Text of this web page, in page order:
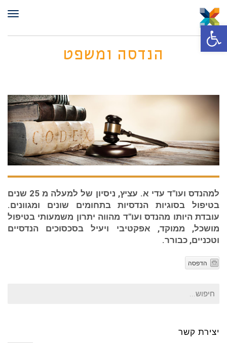
פתח סרגל נגישות
הנדסה ומשפט
למהנדס ועו"ד עדי א. עציץ, ניסיון של למעלה מ 25 שנים
בטיפול בסוגיות הנדסיות בתחומים שונים ומגוונים.
עובדת היותו מהנדס ועו"ד מהווה יתרון משמעותי בטיפול
מושכל, ממוקד, אפקטיבי ויעיל בסכסוכים הנדסיים
וטכניים, כבורר.
הדפסה
חיפוש
יצירת קשר